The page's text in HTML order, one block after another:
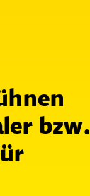
bzw.